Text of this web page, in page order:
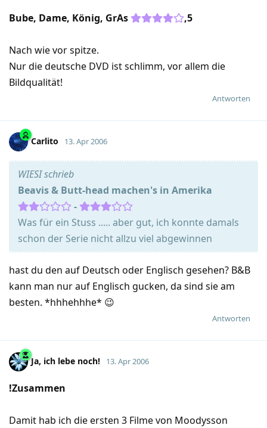
Bube, Dame, König, GrAs ,5
Nach wie vor spitze.
Nur die deutsche DVD ist schlimm, vor allem die
Bildqualität!
Antworten
Carlito 13. Apr 2006
WIESI schrieb
Beavis & Butt-head machen's in Amerika
-
Was für ein Stuss ..... aber gut, ich konnte damals
schon der Serie nicht allzu viel abgewinnen
hast du den auf Deutsch oder Englisch gesehen? B&B
kann man nur auf Englisch gucken, da sind sie am
besten. *hhhehhhe* 😉
Antworten
Ja, ich lebe noch! 13. Apr 2006
!Zusammen
Damit hab ich die ersten 3 Filme von Moodysson